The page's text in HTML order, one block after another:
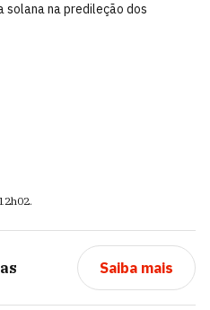
solana na predileção dos
.
Saiba mais